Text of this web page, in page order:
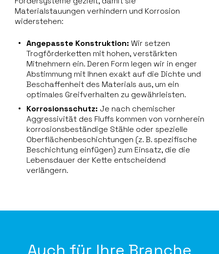
Materialstauungen verhindern und Korrosion
widerstehen:
Angepasste Konstruktion: Wir setzen
Trogförderketten mit hohen, verstärkten
Mitnehmern ein. Deren Form legen wir in enger
Abstimmung mit Ihnen exakt auf die Dichte und
Beschaffenheit des Materials aus, um ein
optimales Greifverhalten zu gewährleisten.
Korrosionsschutz: Je nach chemischer
Aggressivität des Fluffs kommen von vornherein
korrosionsbeständige Stähle oder spezielle
Oberflächenbeschichtungen (z. B. spezifische
Beschichtung einfügen) zum Einsatz, die die
Lebensdauer der Kette entscheidend
verlängern.
Auch für Ihre Branche